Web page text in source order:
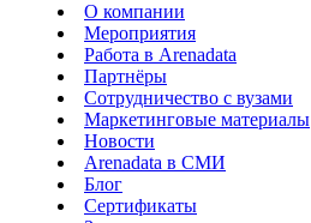
О компании
Мероприятия
Работа в Arenadata
Партнёры
Сотрудничество с вузами
Маркетинговые материалы
Новости
Arenadata в СМИ
Блог
Сертификаты